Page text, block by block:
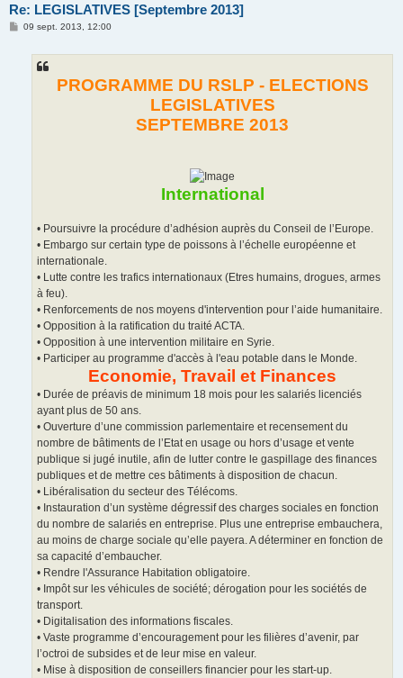
Re: LEGISLATIVES [Septembre 2013]
M09 sept. 2013, 12:00
PROGRAMME DU RSLP - ELECTIONS
LEGISLATIVES
SEPTEMBRE 2013
International
• Poursuivre la procédure d’adhésion auprès du Conseil de l’Europe.
• Embargo sur certain type de poissons à l’échelle européenne et
internationale.
• Lutte contre les trafics internationaux (Etres humains, drogues, armes
à feu).
• Renforcements de nos moyens d'intervention pour l’aide humanitaire.
• Opposition à la ratification du traité ACTA.
• Opposition à une intervention militaire en Syrie.
• Participer au programme d'accès à l'eau potable dans le Monde.
Economie, Travail et Finances
• Durée de préavis de minimum 18 mois pour les salariés licenciés
ayant plus de 50 ans.
• Ouverture d’une commission parlementaire et recensement du
nombre de bâtiments de l’Etat en usage ou hors d’usage et vente
publique si jugé inutile, afin de lutter contre le gaspillage des finances
publiques et de mettre ces bâtiments à disposition de chacun.
• Libéralisation du secteur des Télécoms.
• Instauration d’un système dégressif des charges sociales en fonction
du nombre de salariés en entreprise. Plus une entreprise embauchera,
au moins de charge sociale qu’elle payera. A déterminer en fonction de
sa capacité d’embaucher.
• Rendre l'Assurance Habitation obligatoire.
• Impôt sur les véhicules de société; dérogation pour les sociétés de
transport.
• Digitalisation des informations fiscales.
• Vaste programme d’encouragement pour les filières d’avenir, par
l’octroi de subsides et de leur mise en valeur.
• Mise à disposition de conseillers financier pour les start-up.